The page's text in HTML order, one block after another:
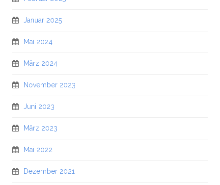
Januar 2025
Mai 2024
März 2024
November 2023
Juni 2023
März 2023
Mai 2022
Dezember 2021